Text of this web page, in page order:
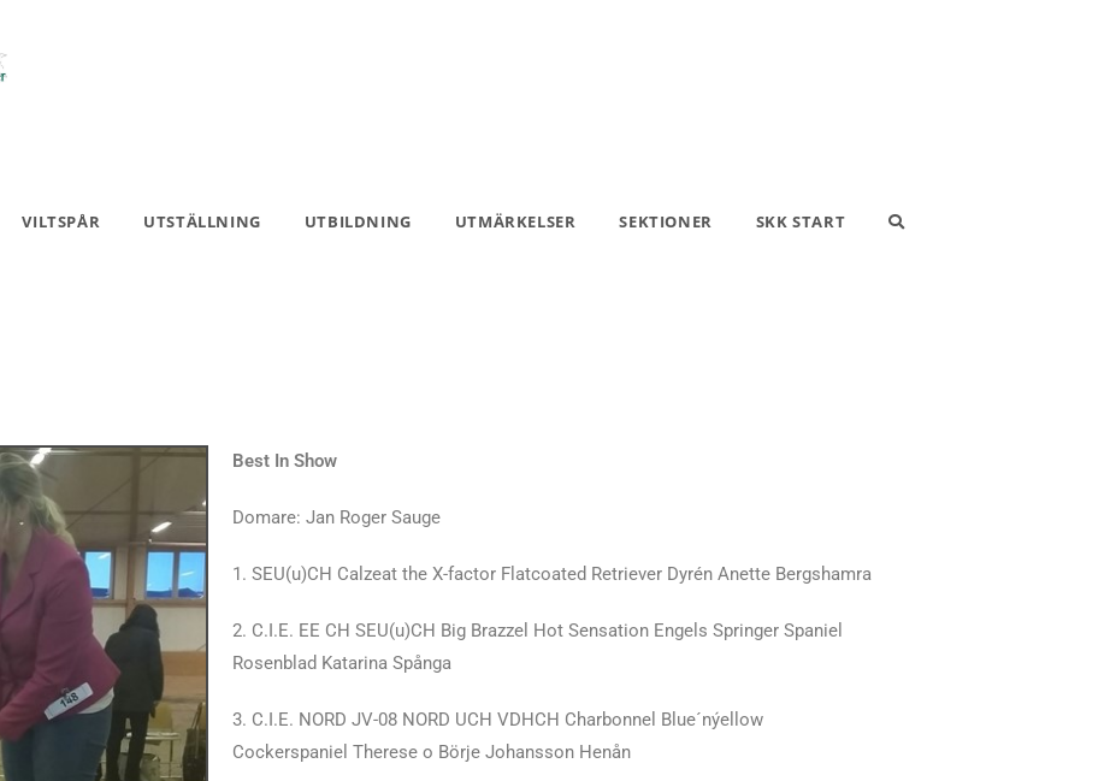
VILTSPÅR UTSTÄLLNING UTBILDNING UTMÄRKELSER SEKTIONER SKK START
Best In Show
Domare: Jan Roger Sauge
1. SEU(u)CH Calzeat the X-factor Flatcoated Retriever Dyrén Anette Bergshamra
2. C.I.E. EE CH SEU(u)CH Big Brazzel Hot Sensation Engels Springer Spaniel
Rosenblad Katarina Spånga
3. C.I.E. NORD JV-08 NORD UCH VDHCH Charbonnel Blue´nýellow
Cockerspaniel Therese o Börje Johansson Henån